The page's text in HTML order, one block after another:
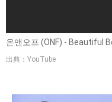
온앤오프 (ONF) - Beautiful
出典：YouTube